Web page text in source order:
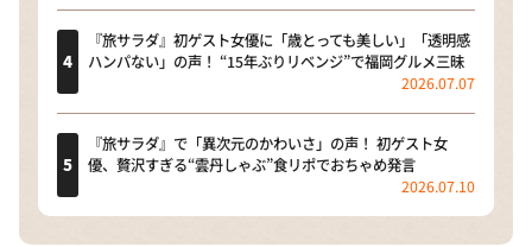
『旅サラダ』初ゲスト女優に「歳とっても美しい」「透明感
ハンパない」の声！ “15年ぶりリベンジ”で福岡グルメ三昧
2026.07.07
『旅サラダ』で「異次元のかわいさ」の声！ 初ゲスト女
優、贅沢すぎる“雲丹しゃぶ”食リポでおちゃめ発言
2026.07.10